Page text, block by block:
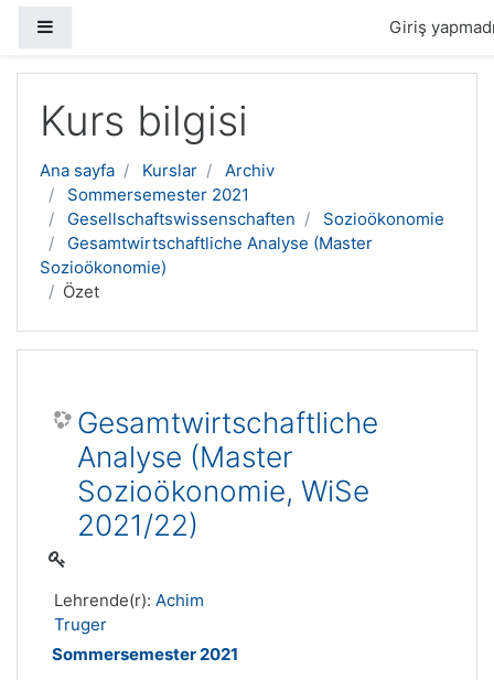
Giriş
Kurs bilgisi
Ana sayfa Kurslar
Archiv
Sommersemester 2021
Gesellschaftswissenschaften
Sozioökonomie
Gesamtwirtschaftliche Analyse (Master
Sozioökonomie)
Özet
Gesamtwirtschaftliche
Analyse (Master
Sozioökonomie, WiSe
2021/22)
Lehrende(r): Achim
Truger
Sommersemester 2021